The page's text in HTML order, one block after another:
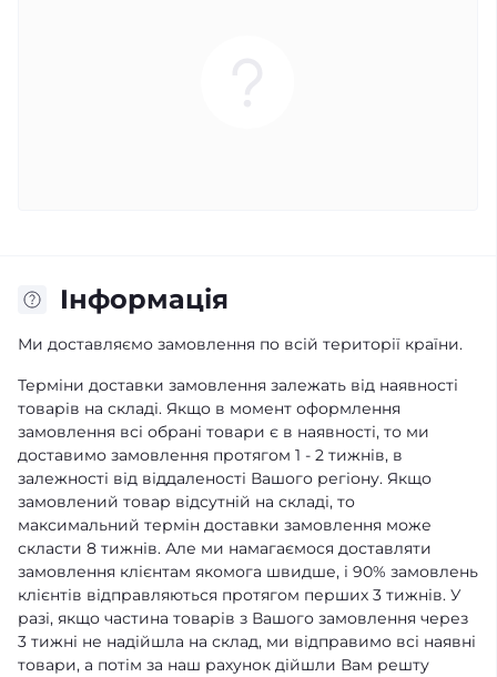
Iнформація
Ми доставляємо замовлення по всій території країни.
Терміни доставки замовлення залежать від наявності
товарів на складі. Якщо в момент оформлення
замовлення всі обрані товари є в наявності, то ми
доставимо замовлення протягом 1 - 2 тижнів, в
залежності від віддаленості Вашого регіону. Якщо
замовлений товар відсутній на складі, то
максимальний термін доставки замовлення може
скласти 8 тижнів. Але ми намагаємося доставляти
замовлення клієнтам якомога швидше, і 90% замовлень
клієнтів відправляються протягом перших 3 тижнів. У
разі, якщо частина товарів з Вашого замовлення через
3 тижні не надійшла на склад, ми відправимо всі наявні
товари, а потім за наш рахунок дійшли Вам решту